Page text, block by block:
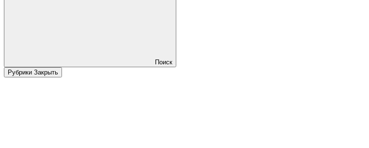
Поиск
Рубрики Закрыть